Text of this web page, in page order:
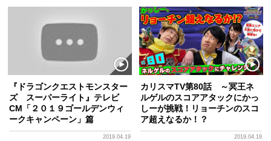
『ドラゴンクエストモンスター
ズ スーパーライト』テレビ
CM「２０１９ゴールデンウィ
ークキャンペーン」篇
2019.04.19
カリスマTV第80話 ～冥王ネ
ルゲルのスコアアタックにかっ
しーが挑戦！リョーチンのスコ
ア超えなるか！？
2019.04.19